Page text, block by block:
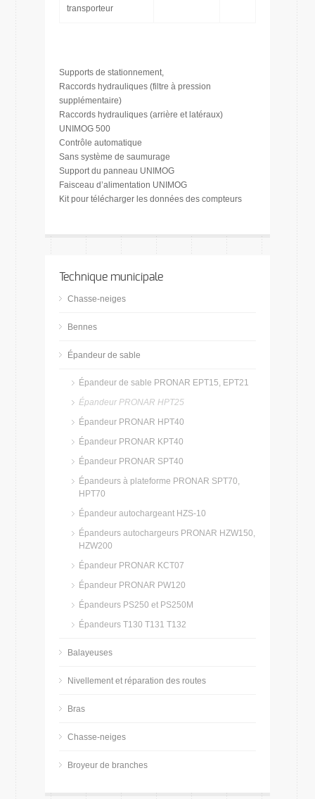
transporteur
Supports de stationnement,
Raccords hydrauliques (filtre à pression
supplémentaire)
Raccords hydrauliques (arrière et latéraux)
UNIMOG 500
Contrôle automatique
Sans système de saumurage
Support du panneau UNIMOG
Faisceau d’alimentation UNIMOG
Kit pour télécharger les données des compteurs
Technique municipale
Chasse-neiges
Bennes
Épandeur de sable
Épandeur de sable PRONAR EPT15, EPT21
Épandeur PRONAR HPT25
Épandeur PRONAR HPT40
Épandeur PRONAR KPT40
Épandeur PRONAR SPT40
Épandeurs à plateforme PRONAR SPT70,
HPT70
Épandeur autochargeant HZS-10
Épandeurs autochargeurs PRONAR HZW150,
HZW200
Épandeur PRONAR KCT07
Épandeur PRONAR PW120
Épandeurs PS250 et PS250M
Épandeurs T130 T131 T132
Balayeuses
Nivellement et réparation des routes
Bras
Chasse-neiges
Broyeur de branches